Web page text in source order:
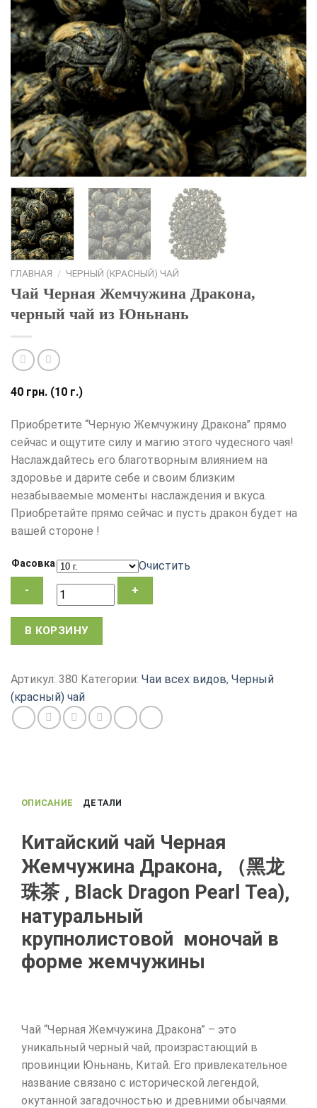
ГЛАВНАЯ / ЧЕРНЫЙ (КРАСНЫЙ) ЧАЙ
Чай Черная Жемчужина Дракона,
черный чай из Юньнань
40 грн. (10 г.)
Приобретите “Черную Жемчужину Дракона” прямо
сейчас и ощутите силу и магию этого чудесного чая!
Наслаждайтесь его благотворным влиянием на
здоровье и дарите себе и своим близким
незабываемые моменты наслаждения и вкуса.
Приобретайте прямо сейчас и пусть дракон будет на
вашей стороне !
Фасовка Очистить
Количество
Черная
Жемчужина
Дракона,
черный
В КОРЗИНУ
Артикул: 380 Категории: Чаи всех видов, Черный
(красный) чай
ОПИСАНИЕ ДЕТАЛИ
Китайский чай Черная
Жемчужина Дракона, （黑龙
珠茶 , Black Dragon Pearl Tea),
натуральный
крупнолистовой моночай в
форме жемчужины
Чай “Черная Жемчужина Дракона” – это
уникальный черный чай, произрастающий в
провинции Юньнань, Китай. Его привлекательное
название связано с исторической легендой,
окутанной загадочностью и древними обычаями.